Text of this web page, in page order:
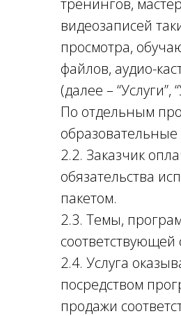
тренингов,
видеозаписей
просмотра,
файлов, аудио-
(далее – “Услуги”,
По отдельным
2.2. Заказчик
обязательства
пакетом.
2.3. Темы,
соответствующей
2.4. Услуга
посредством
продажи